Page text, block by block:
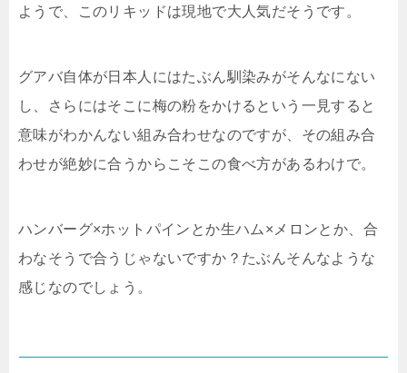
ようで、このリキッドは現地で大人気だそうです。
グアバ自体が日本人にはたぶん馴染みがそんなにない
し、さらにはそこに梅の粉をかけるという一見すると
意味がわかんない組み合わせなのですが、その組み合
わせが絶妙に合うからこそこの食べ方があるわけで。
ハンバーグ×ホットパインとか生ハム×メロンとか、合
わなそうで合うじゃないですか？たぶんそんなような
感じなのでしょう。